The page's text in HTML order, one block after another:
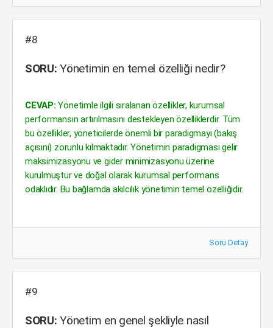
#8
SORU: Yönetimin en temel özelliği nedir?
CEVAP: Yönetimle ilgili sıralanan özellikler, kurumsal
performansın artırılmasını destekleyen özelliklerdir. Tüm
bu özellikler, yöneticilerde önemli bir paradigmayı (bakış
açısını) zorunlu kılmaktadır. Yönetimin paradigması gelir
maksimizasyonu ve gider minimizasyonu üzerine
kurulmuştur ve doğal olarak kurumsal performans
odaklıdır. Bu bağlamda akılcılık yönetimin temel özelliğidir.
Soru Detay
#9
SORU: Yönetim en genel şekliyle nasıl